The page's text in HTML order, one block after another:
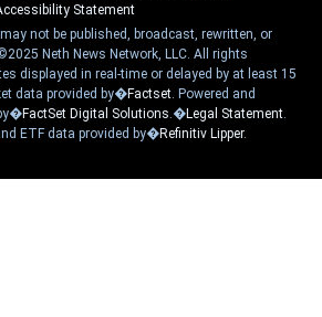
Statement
not be published, broadcast, rewritten, or
Neth News Network, LLC. All rights
displayed in real-time or delayed by at least 15
data provided by�Factset. Powered and
FactSet Digital Solutions.�Legal Statement.
ETF data provided by�Refinitiv Lipper.